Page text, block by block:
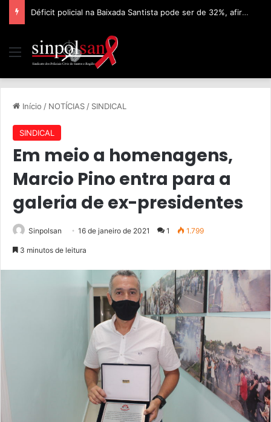
Déficit policial na Baixada Santista pode ser de 32%, afirma Sinpolsan
Início / NOTÍCIAS / SINDICAL
SINDICAL
Em meio a homenagens,
Marcio Pino entra para a
galeria de ex-presidentes
Sinpolsan 16 de janeiro de 2021 1 1.799
3 minutos de leitura